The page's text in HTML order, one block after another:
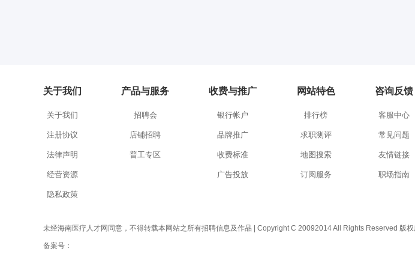
关于我们
关于我们
注册协议
法律声明
经营资源
隐私政策
产品与服务
招聘会
店铺招聘
普工专区
收费与推广
银行帐户
品牌推广
收费标准
广告投放
网站特色
排行榜
求职测评
地图搜索
订阅服务
咨询反馈
客服中心
常见问题
友情链接
职场指南
未经海南医疗人才网同意，不得转载本网站之所有招聘信息及作品 | Copyright C 20092014 All Rights Reserved 版
备案号：